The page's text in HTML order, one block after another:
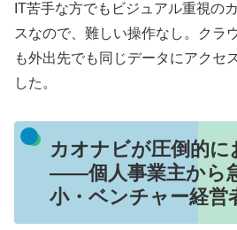
IT苦手な方でもビジュアル重視の
スなので、難しい操作なし。クラ
も外出先でも同じデータにアクセ
した。
カオナビが圧倒的に
――個人事業主から
小・ベンチャー経営